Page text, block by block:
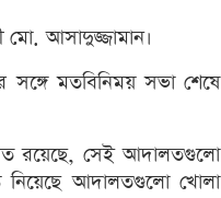
মো. আসাদুজ্জামান।
সঙ্গে মতবিনিময় সভা শেষে
রয়েছে, সেই আদালতগুলো
নিয়েছে আদালতগুলো খোলা